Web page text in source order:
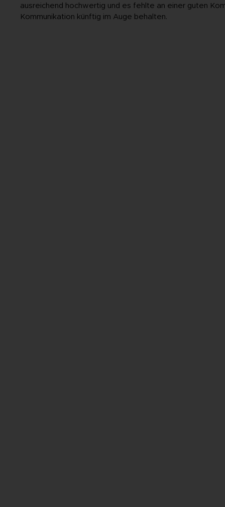
ausreichend hochwertig und es fehlte an einer guten
Kommunikation künftig im Auge behalten.